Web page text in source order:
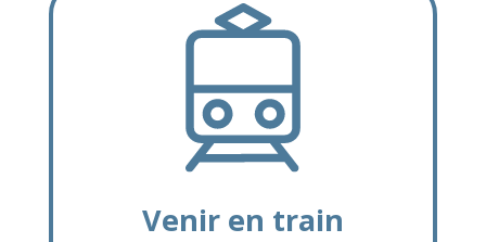
Venir en train